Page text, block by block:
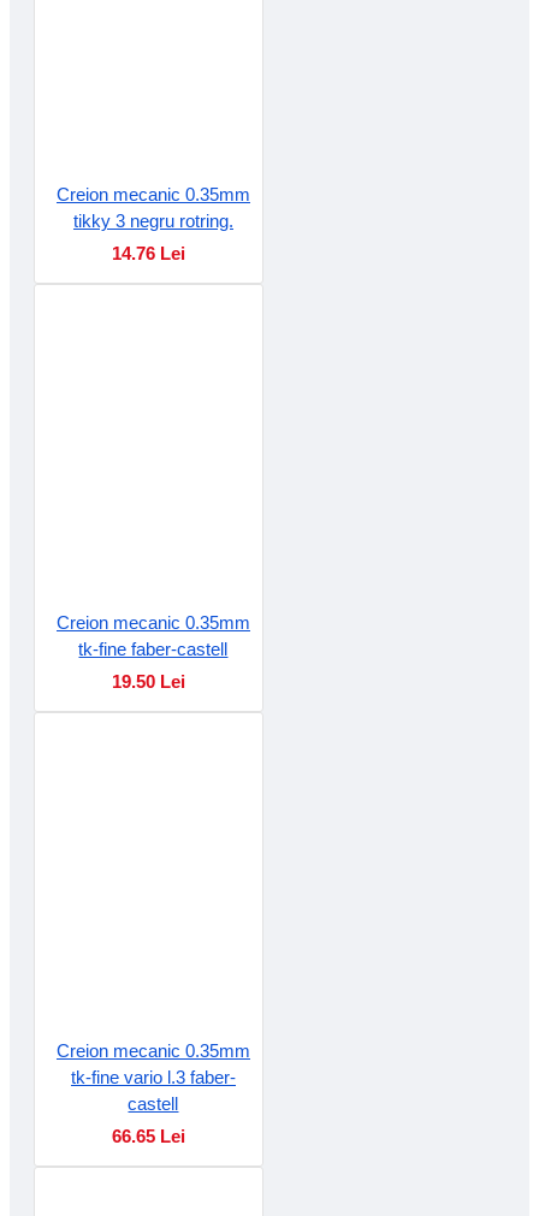
Creion mecanic 0.35mm
tikky 3 negru rotring.
14.76 Lei
Creion mecanic 0.35mm
tk-fine faber-castell
19.50 Lei
Creion mecanic 0.35mm
tk-fine vario l.3 faber-
castell
66.65 Lei